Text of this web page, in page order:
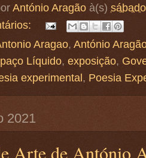
António Aragão à(s)
Aragao, António
Líquido, exposição,
experimental, Poesia
2021
Arte de António